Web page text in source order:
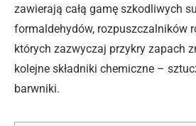
zawierają całą gamę szkodliwych
formaldehydów, rozpuszczalników
których zazwyczaj przykry zapach
kolejne składniki chemiczne –
barwniki.